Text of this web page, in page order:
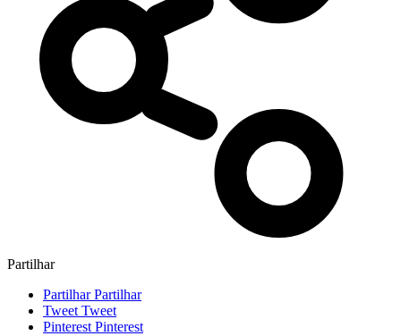
Partilhar
PartilharPartilhar
Tweet Tweet
Pinterest Pinterest